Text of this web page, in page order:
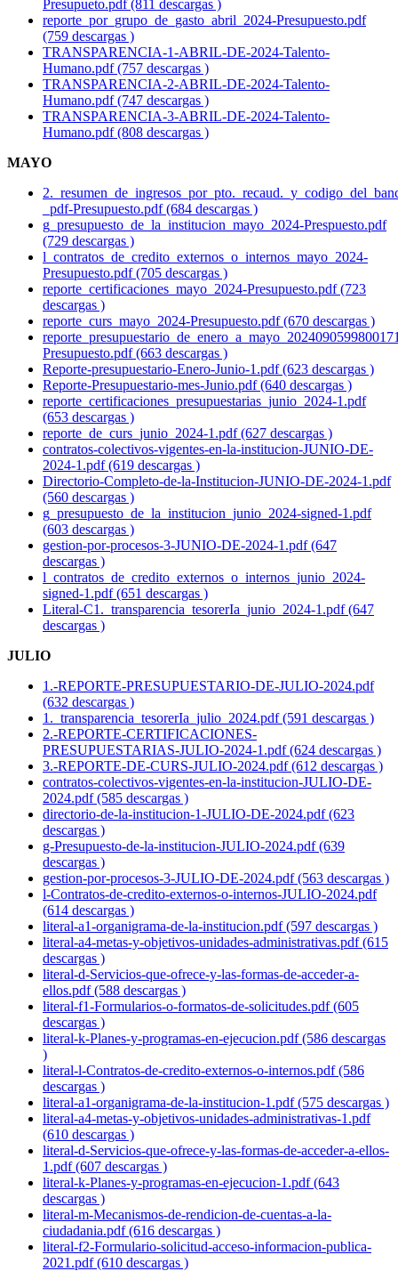
Presupueto.pdf (811 descargas )
reporte_por_grupo_de_gasto_abril_2024-Presupuesto.pdf
(759 descargas )
TRANSPARENCIA-1-ABRIL-DE-2024-Talento-
Humano.pdf (757 descargas )
TRANSPARENCIA-2-ABRIL-DE-2024-Talento-
Humano.pdf (747 descargas )
TRANSPARENCIA-3-ABRIL-DE-2024-Talento-
Humano.pdf (808 descargas )
MAYO
_pdf-Presupuesto.pdf (684 descargas )
g_presupuesto_de_la_institucion_mayo_2024-Prespuesto.pdf
(729 descargas )
l_contratos_de_credito_externos_o_internos_mayo_2024-
Presupuesto.pdf (705 descargas )
reporte_certificaciones_mayo_2024-Presupuesto.pdf (723
descargas )
reporte_curs_mayo_2024-Presupuesto.pdf (670 descargas )
Presupuesto.pdf (663 descargas )
Reporte-presupuestario-Enero-Junio-1.pdf (623 descargas )
Reporte-Presupuestario-mes-Junio.pdf (640 descargas )
reporte_certificaciones_presupuestarias_junio_2024-1.pdf
(653 descargas )
reporte_de_curs_junio_2024-1.pdf (627 descargas )
contratos-colectivos-vigentes-en-la-institucion-JUNIO-DE-
2024-1.pdf (619 descargas )
Directorio-Completo-de-la-Institucion-JUNIO-DE-2024-1.pdf
(560 descargas )
g_presupuesto_de_la_institucion_junio_2024-signed-1.pdf
(603 descargas )
gestion-por-procesos-3-JUNIO-DE-2024-1.pdf (647
descargas )
l_contratos_de_credito_externos_o_internos_junio_2024-
signed-1.pdf (651 descargas )
Literal-C1._transparencia_tesorerIa_junio_2024-1.pdf (647
descargas )
JULIO
1.-REPORTE-PRESUPUESTARIO-DE-JULIO-2024.pdf
(632 descargas )
1._transparencia_tesorerIa_julio_2024.pdf (591 descargas )
2.-REPORTE-CERTIFICACIONES-
PRESUPUESTARIAS-JULIO-2024-1.pdf (624 descargas )
3.-REPORTE-DE-CURS-JULIO-2024.pdf (612 descargas )
contratos-colectivos-vigentes-en-la-institucion-JULIO-DE-
2024.pdf (585 descargas )
directorio-de-la-institucion-1-JULIO-DE-2024.pdf (623
descargas )
g-Presupuesto-de-la-institucion-JULIO-2024.pdf (639
descargas )
gestion-por-procesos-3-JULIO-DE-2024.pdf (563 descargas )
l-Contratos-de-credito-externos-o-internos-JULIO-2024.pdf
(614 descargas )
literal-a1-organigrama-de-la-institucion.pdf (597 descargas )
literal-a4-metas-y-objetivos-unidades-administrativas.pdf (615
descargas )
literal-d-Servicios-que-ofrece-y-las-formas-de-acceder-a-
ellos.pdf (588 descargas )
literal-f1-Formularios-o-formatos-de-solicitudes.pdf (605
descargas )
literal-k-Planes-y-programas-en-ejecucion.pdf (586 descargas
)
literal-l-Contratos-de-credito-externos-o-internos.pdf (586
descargas )
literal-a1-organigrama-de-la-institucion-1.pdf (575 descargas )
literal-a4-metas-y-objetivos-unidades-administrativas-1.pdf
(610 descargas )
literal-d-Servicios-que-ofrece-y-las-formas-de-acceder-a-ellos-
1.pdf (607 descargas )
literal-k-Planes-y-programas-en-ejecucion-1.pdf (643
descargas )
literal-m-Mecanismos-de-rendicion-de-cuentas-a-la-
ciudadania.pdf (616 descargas )
literal-f2-Formulario-solicitud-acceso-informacion-publica-
2021.pdf (610 descargas )